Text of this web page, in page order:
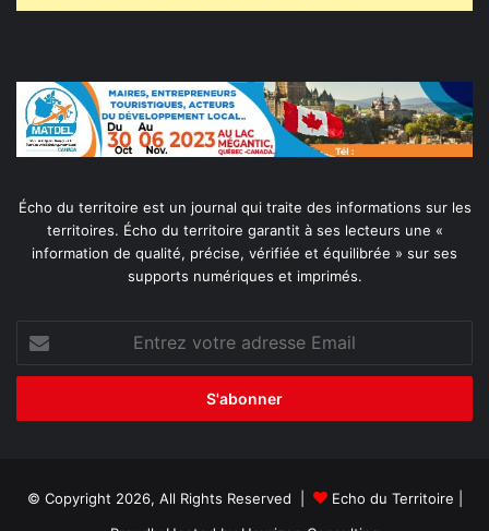
Écho du territoire est un journal qui traite des informations sur les
territoires. Écho du territoire garantit à ses lecteurs une «
information de qualité, précise, vérifiée et équilibrée » sur ses
supports numériques et imprimés.
votre
adresse
© Copyright 2026, All Rights Reserved | Echo du Territoire